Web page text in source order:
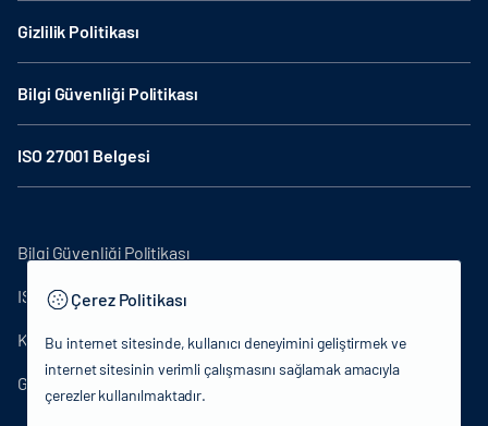
Gizlilik Politikası
Bilgi Güvenliği Politikası
ISO 27001 Belgesi
Bilgi Güvenliği Politikası
ISO27001
KVKK Aydınlatma Metni
Gizlilik Politikası
Çerez Politikası
Bu internet sitesinde, kullanıcı deneyimini geliştirmek ve
internet sitesinin verimli çalışmasını sağlamak amacıyla
çerezler kullanılmaktadır.